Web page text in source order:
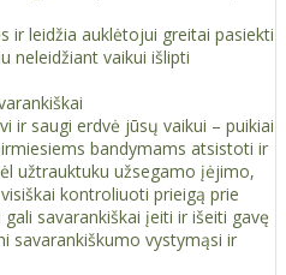
ir leidžia auklėtojui greitai pasiekti
neleidžiant vaikui išlipti
ir saugi erdvė jūsų vaikui – puikiai
bandymams atsistoti ir
užtrauktuku užsegamo įėjimo,
kontroliuoti prieigą prie
savarankiškai įeiti ir išeiti gavę
savarankiškumo vystymąsi ir